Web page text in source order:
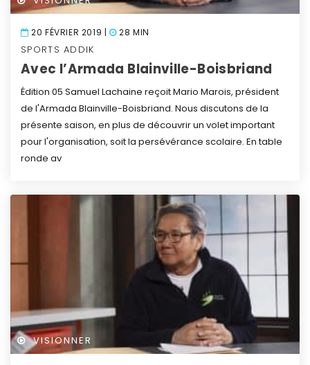
20 FÉVRIER 2019 | 28 MIN
SPORTS ADDIK
Avec l’Armada Blainville-Boisbriand
Édition 05 Samuel Lachaine reçoit Mario Marois, président
de l'Armada Blainville-Boisbriand. Nous discutons de la
présente saison, en plus de découvrir un volet important
pour l'organisation, soit la persévérance scolaire. En table
ronde av
VISIONNER